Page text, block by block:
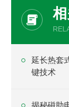
延长热套
键技术
揭秘磁助